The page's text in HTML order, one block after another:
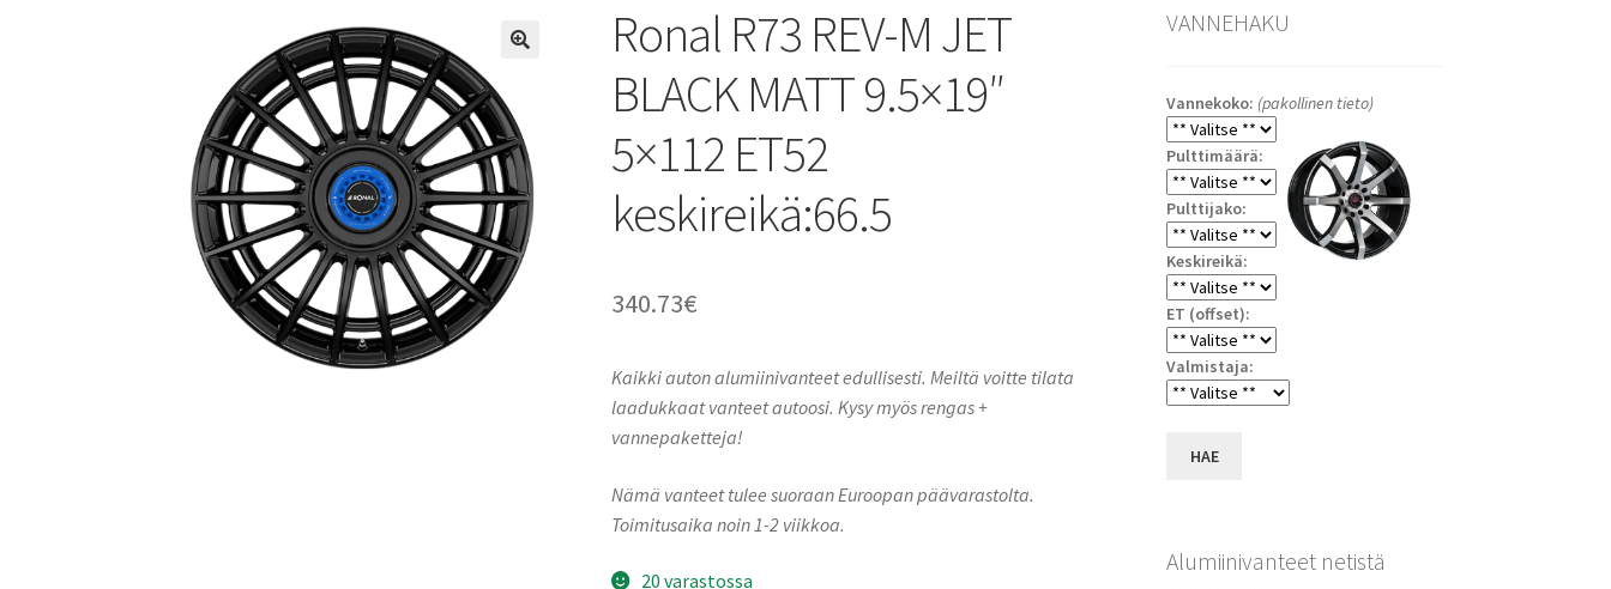
Ronal R73 REV-M JET
BLACK MATT 9.5×19″
5×112 ET52
keskireikä:66.5
340.73€
Kaikki auton alumiinivanteet edullisesti. Meiltä voitte tilata
laadukkaat vanteet autoosi. Kysy myös rengas +
vannepaketteja!
Nämä vanteet tulee suoraan Euroopan päävarastolta.
Toimitusaika noin 1-2 viikkoa.
20 varastossa
VANNEHAKU
Vannekoko: (pakollinen tieto)
Pulttimäärä:
Pulttijako:
Keskireikä:
ET (offset):
Valmistaja:
HAE
Alumiinivanteet netistä